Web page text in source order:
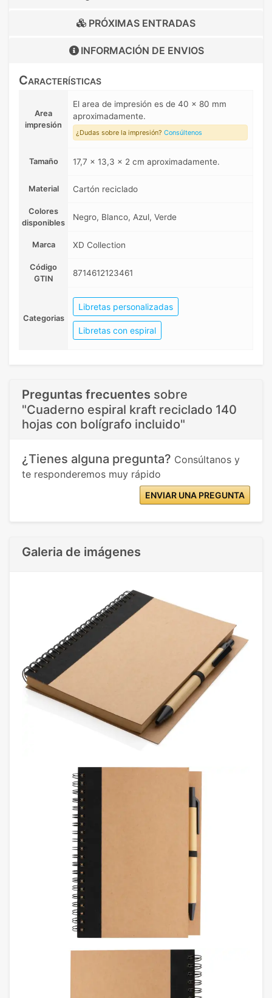
PRÓXIMAS ENTRADAS
INFORMACIÓN DE ENVIOS
Características
Area
impresión
El area de impresión es de 40 x 80 mm
aproximadamente.
¿Dudas sobre la impresión? Consúltenos
Tamaño 17,7 x 13,3 x 2 cm aproximadamente.
Material Cartón reciclado
Colores
disponibles
Negro, Blanco, Azul, Verde
Marca XD Collection
Código
GTIN
8714612123461
Categorias
Libretas personalizadas
Libretas con espiral
Preguntas frecuentes sobre
"Cuaderno espiral kraft reciclado 140
hojas con bolígrafo incluido"
¿Tienes alguna pregunta? Consúltanos y
te responderemos muy rápido
ENVIAR UNA PREGUNTA
Galeria de imágenes